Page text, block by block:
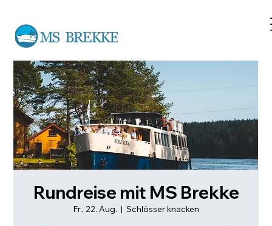
Rundreise mit MS Brekke
Fr., 22. Aug.
  |
Schlösser knacken